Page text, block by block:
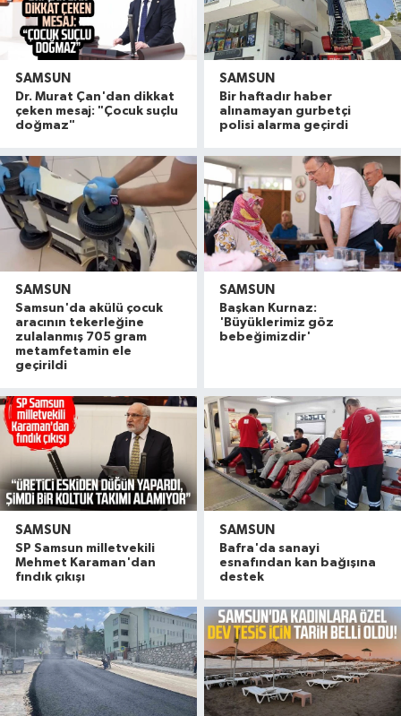
SAMSUN
Dr. Murat Çan'dan dikkat
çeken mesaj: "Çocuk suçlu
doğmaz"
SAMSUN
Bir haftadır haber
alınamayan gurbetçi
polisi alarma geçirdi
SAMSUN
Samsun'da akülü çocuk
aracının tekerleğine
zulalanmış 705 gram
metamfetamin ele
geçirildi
SAMSUN
Başkan Kurnaz:
'Büyüklerimiz göz
bebeğimizdir'
SAMSUN
SP Samsun milletvekili
Mehmet Karaman'dan
fındık çıkışı
SAMSUN
Bafra'da sanayi
esnafından kan bağışına
destek